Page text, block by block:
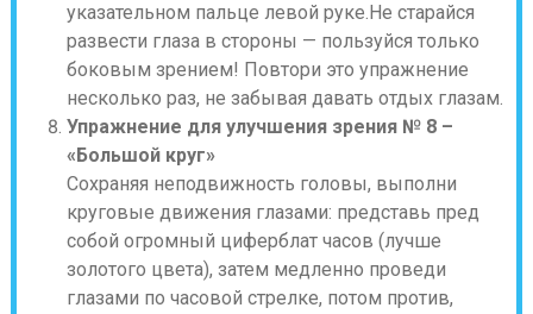
указательном пальце левой руке.Не старайся
развести глаза в стороны — пользуйся только
боковым зрением! Повтори это упражнение
несколько раз, не забывая давать отдых глазам.
Упражнение для улучшения зрения № 8 –
«Большой круг»
Сохраняя неподвижность головы, выполни
круговые движения глазами: представь пред
собой огромный циферблат часов (лучше
золотого цвета), затем медленно проведи
глазами по часовой стрелке, потом против,